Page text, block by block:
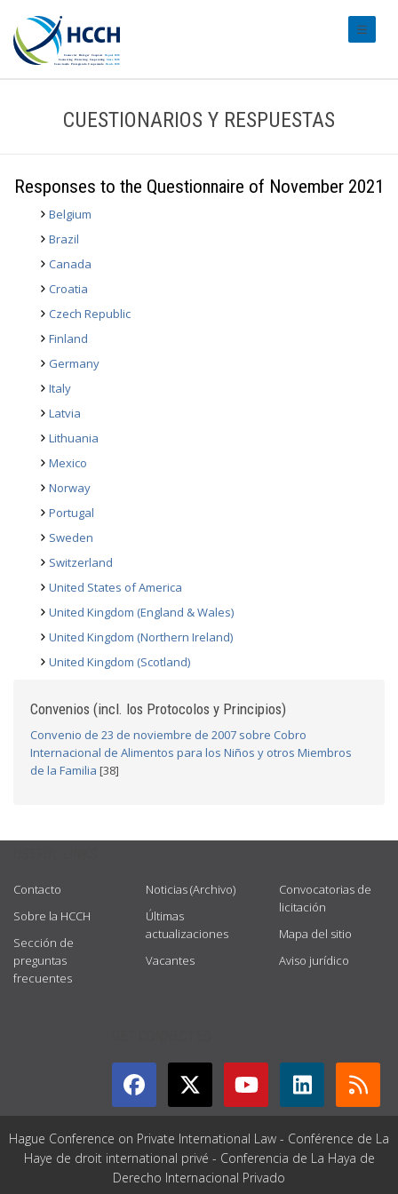
CUESTIONARIOS Y RESPUESTAS
Responses to the Questionnaire of November 2021
Belgium
Brazil
Canada
Croatia
Czech Republic
Finland
Germany
Italy
Latvia
Lithuania
Mexico
Norway
Portugal
Sweden
Switzerland
United States of America
United Kingdom (England & Wales)
United Kingdom (Northern Ireland)
United Kingdom (Scotland)
Convenios (incl. los Protocolos y Principios)
Convenio de 23 de noviembre de 2007 sobre Cobro
Internacional de Alimentos para los Niños y otros Miembros
de la Familia [38]
Contacto
Sobre la HCCH
Sección de
preguntas
frecuentes
Noticias (Archivo)
Últimas
actualizaciones
Vacantes
Convocatorias de
licitación
Mapa del sitio
Aviso jurídico
Hague Conference on Private International Law - Conférence de La
Haye de droit international privé - Conferencia de La Haya de
Derecho Internacional Privado